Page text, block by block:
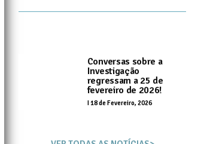
Conversas sobre a
Investigação
regressam a 25 de
fevereiro de 2026!
18 de Fevereiro, 2026